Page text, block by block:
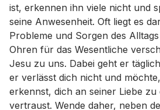
ist, erkennen ihn viele nicht und
seine Anwesenheit. Oft liegt es
Probleme und Sorgen des
Ohren für das Wesentliche
Jesu zu uns. Dabei geht er
er verlässt dich nicht und
erkennst, dich an seiner Liebe
vertraust. Wende daher, neben